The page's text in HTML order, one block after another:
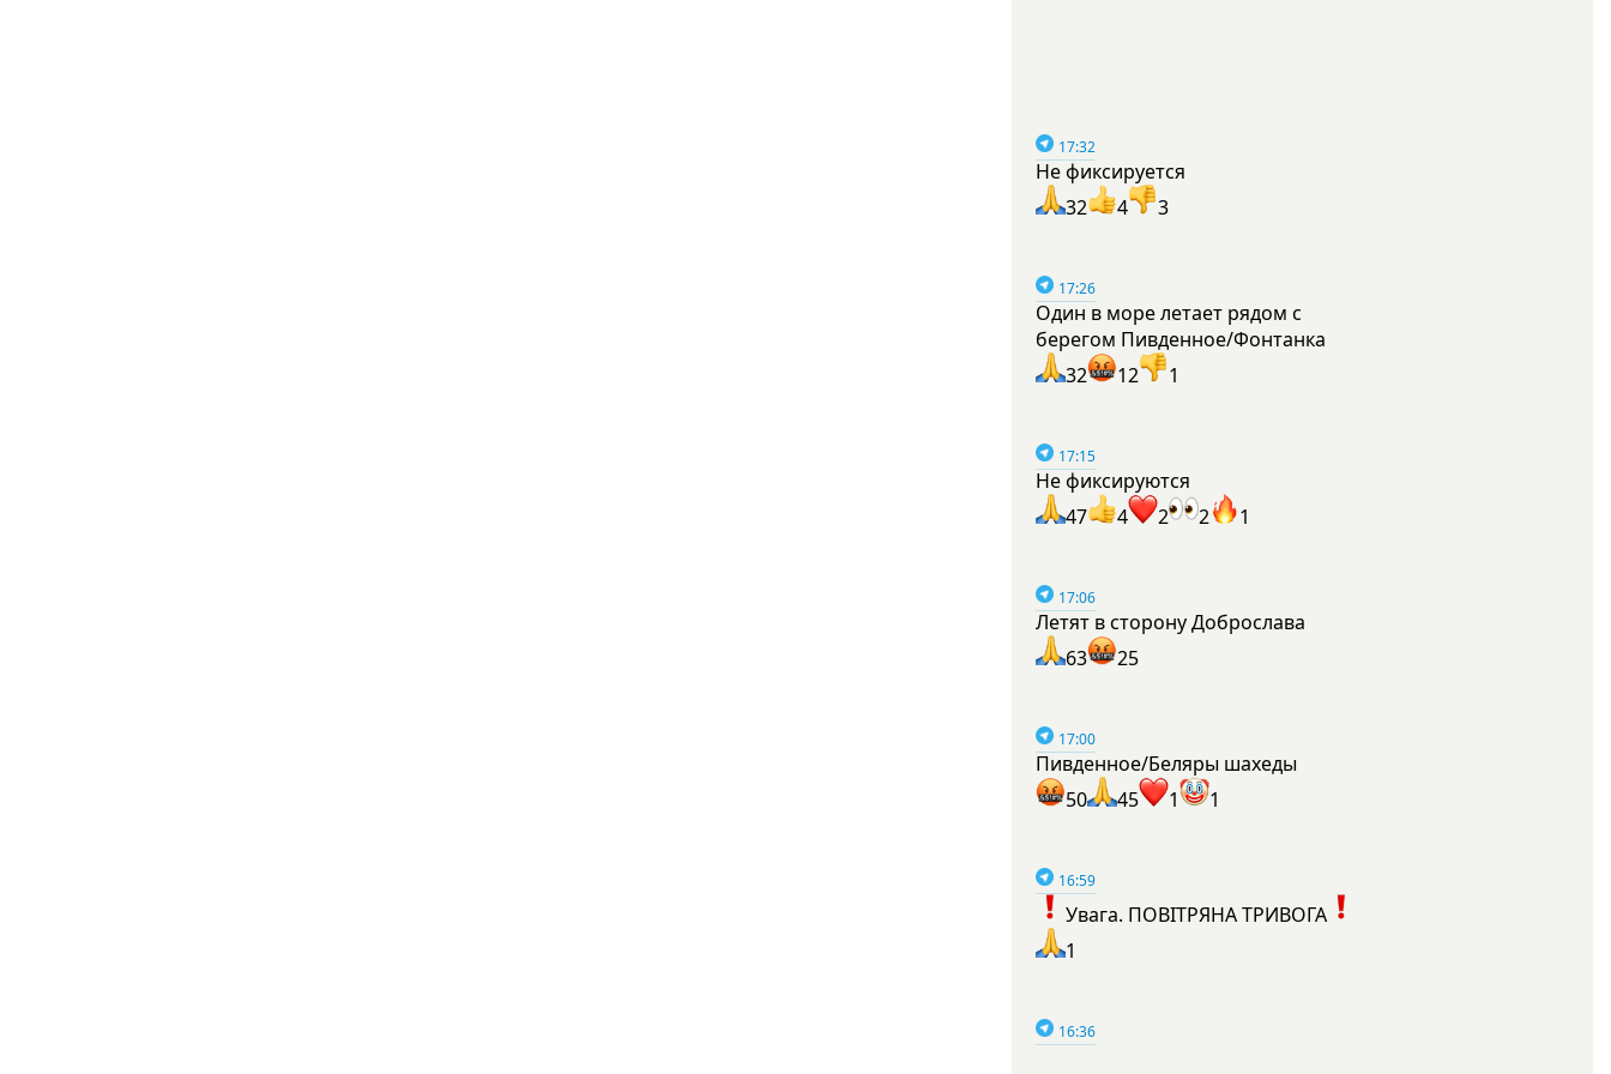
17:32
Не фиксируется
32
4 3
17:26
Один в море летает рядом с
берегом Пивденное/Фонтанка
32
12 1
17:15
Не фиксируются
47
4 2 2 1
17:06
Летят в сторону Доброслава
63
25
17:00
Пивденное/Беляры шахеды
50
45 1 1
16:59
Увага. ПОВІТРЯНА ТРИВОГА
1
16:36